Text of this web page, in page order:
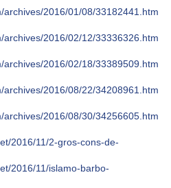
2016/01/08/33182441.htm
2016/02/12/33336326.htm
2016/02/18/33389509.htm
2016/08/22/34208961.htm
2016/08/30/34256605.htm
2016/11/2-gros-cons-de-
2016/11/islamo-barbo-